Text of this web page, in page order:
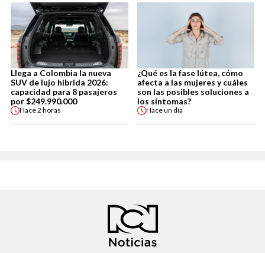
Llega a Colombia la nueva
SUV de lujo híbrida 2026:
capacidad para 8 pasajeros
por $249.990.000
Hace2 horas
¿Qué es la fase lútea, cómo
afecta a las mujeres y cuáles
son las posibles soluciones a
los síntomas?
Haceun día